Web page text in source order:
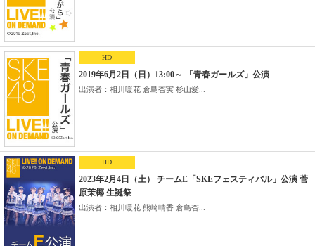
HD
2019年6月2日（日）13:00～ 「青春ガールズ」公演
出演者：相川暖花 倉島杏実 杉山愛...
HD
2023年2月4日（土） チームE「SKEフェスティバル」公演 菅
原茉椰 生誕祭
出演者：相川暖花 熊崎晴香 倉島杏...